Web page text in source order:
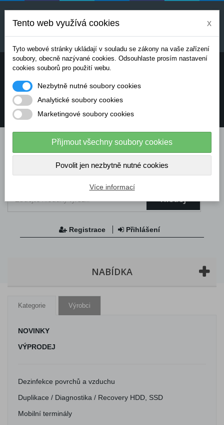
Uvedené ceny jsou orientační a mohou se měnit v
závislosti na aktuálních cenách výrobců a
dodavatelů. Pro přesnou cenovou nabídku prosím
Potřebujete poradit? Chcete objednávat telefonicky:
info@dataflex-security.com
Hledej
Registrace Přihlášení
NABÍDKA
Kategorie Výrobci
NOVINKY
VÝPRODEJ
Dezinfekce povrchů a vzduchu
Duplikace / Diagnostika / Recovery HDD, SSD
Mobilní terminály
Tento web využívá cookies x
Tyto webové stránky ukládají v souladu se zákony na vaše zařízení
soubory, obecně nazývané cookies. Odsouhlaste prosím nastavení
cookies souborů pro použití webu.
Nezbytně nutné soubory cookies
Analytické soubory cookies
Marketingové soubory cookies
Přijmout všechny soubory cookies
Povolit jen nezbytně nutné cookies
Více informací